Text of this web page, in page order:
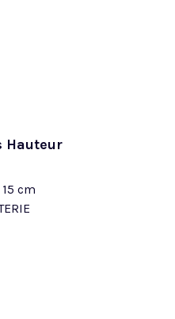
Hauteur
cm